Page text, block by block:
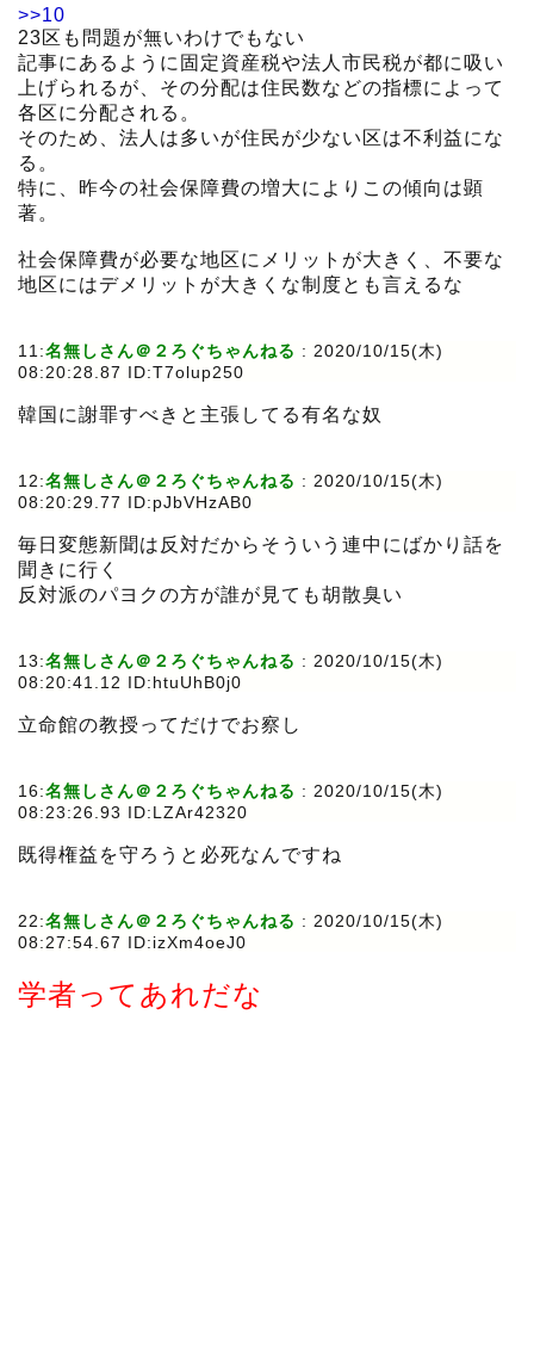
>>10
23区も問題が無いわけでもない
記事にあるように固定資産税や法人市民税が都に吸い
上げられるが、その分配は住民数などの指標によって
各区に分配される。
そのため、法人は多いが住民が少ない区は不利益にな
る。
特に、昨今の社会保障費の増大によりこの傾向は顕
著。
社会保障費が必要な地区にメリットが大きく、不要な
地区にはデメリットが大きくな制度とも言えるな
11:名無しさん＠２ろぐちゃんねる : 2020/10/15(木)
08:20:28.87 ID:T7olup250
韓国に謝罪すべきと主張してる有名な奴
12:名無しさん＠２ろぐちゃんねる : 2020/10/15(木)
08:20:29.77 ID:pJbVHzAB0
毎日変態新聞は反対だからそういう連中にばかり話を
聞きに行く
反対派のパヨクの方が誰が見ても胡散臭い
13:名無しさん＠２ろぐちゃんねる : 2020/10/15(木)
08:20:41.12 ID:htuUhB0j0
立命館の教授ってだけでお察し
16:名無しさん＠２ろぐちゃんねる : 2020/10/15(木)
08:23:26.93 ID:LZAr42320
既得権益を守ろうと必死なんですね
22:名無しさん＠２ろぐちゃんねる : 2020/10/15(木)
08:27:54.67 ID:izXm4oeJ0
学者ってあれだな